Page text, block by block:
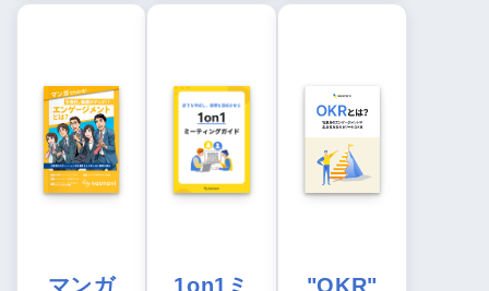
マンガ
1on1ミ
"OKR"